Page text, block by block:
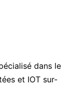
dans le
et IOT sur-